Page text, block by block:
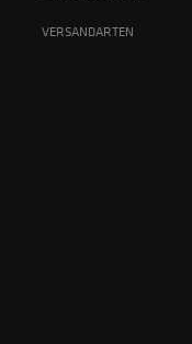
VERSANDARTEN